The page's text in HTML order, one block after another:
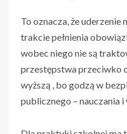
To oznacza, że uderzenie
trakcie pełnienia
wobec niego nie są
przestępstwa przeciwko
wyższą , bo godzą w
publicznego – nauczania